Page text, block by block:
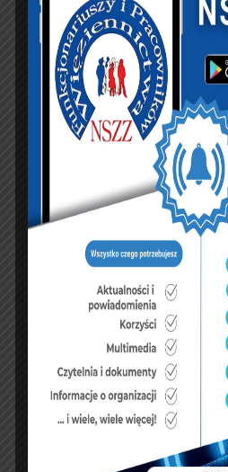
PREVIOUS ARTICLE
Spotkanie opłatkowe
zorganizowane przez
Zarząd Okręgowy w